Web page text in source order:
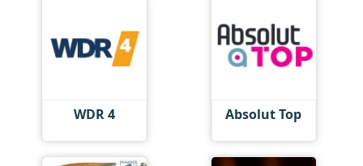
WDR 4 Absolut Top